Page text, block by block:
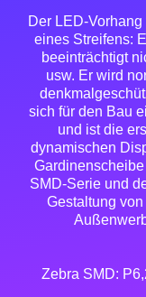
Der LED-
eines Streifens:
beeinträchtigt
usw. Er wird
sich für den Bau
und ist die
dynamischen
SMD-Serie und
Gestaltung
Zebra SMD: